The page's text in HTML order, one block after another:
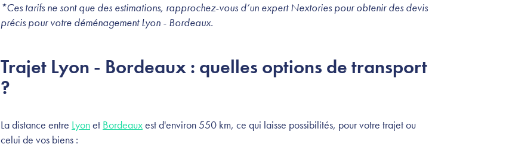
*Ces tarifs ne sont que des estimations, rapprochez-vous d’un expert Nextories pour obtenir des devis
précis pour votre déménagement Lyon - Bordeaux.
Trajet Lyon - Bordeaux : quelles options de transport
?
La distance entre Lyonet Bordeauxest d'environ 550 km, ce qui laisse possibilités, pour votre trajet ou
celui de vos biens :